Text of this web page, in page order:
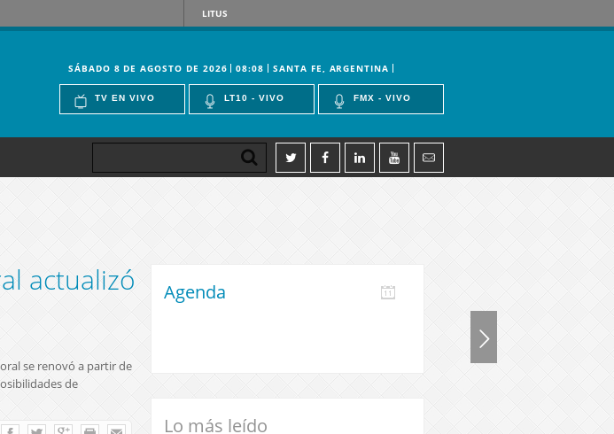
LITUS
SÁBADO 8 DE AGOSTO DE 2026 08:08 SANTA FE, ARGENTINA
TV EN VIVO LT10 - VIVO FMX - VIVO
actualizó
se renovó a partir de
de
Agenda
Lo más leído